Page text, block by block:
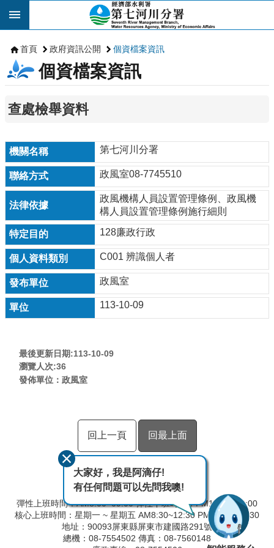
跳到主要內容區塊
首頁 政府資訊公開 個資檔案資訊
個資檔案資訊
查處檢舉資料
第七河川分署
政風室08-7745510
政風機構人員設置管理條例、政風機
構人員設置管理條例施行細則
128廉政行政
C001 辨識個人者
政風室
113-10-09
最後更新日期:113-10-09
瀏覽人次:36
發佈單位：政風室
回上一頁 回最上面
彈性上班時間：AM8:00~09:00 彈性下班時間：PM17:00~18:00
核心上班時間：星期一 ~ 星期五 AM8:30~12:30 PM13:30~17:30
地址：90093屏東縣屏東市建國路291號
總機：08-7554502 傳真：08-7560148
大家好，我是阿滴仔!
有任何問題可以先問我噢!